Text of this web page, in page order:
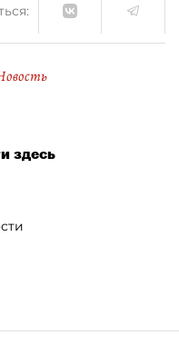
здесь